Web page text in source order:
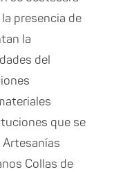
presencia de
la
del
que se
Collas de